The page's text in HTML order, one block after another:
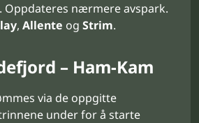
Oppdateres nærmere avspark.
, Allente og Strim.
– Ham-Kam
via de oppgitte
under for å starte